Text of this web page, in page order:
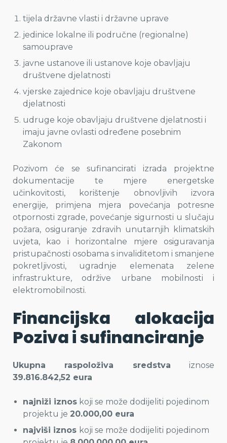
tijela državne vlasti i državne uprave
jedinice lokalne ili područne (regionalne)
samouprave
javne ustanove ili ustanove koje obavljaju
društvene djelatnosti
vjerske zajednice koje obavljaju društvene
djelatnosti
udruge koje obavljaju društvene djelatnosti i
imaju javne ovlasti određene posebnim
Zakonom
Pozivom će se sufinancirati izrada projektne
dokumentacije te mjere energetske
učinkovitosti, korištenje obnovljivih izvora
energije, primjena mjera povećanja potresne
otpornosti zgrade, povećanje sigurnosti u slučaju
požara, osiguranje zdravih unutarnjih klimatskih
uvjeta, kao i horizontalne mjere osiguravanja
pristupačnosti osobama s invaliditetom i smanjene
pokretljivosti, ugradnje elemenata zelene
infrastrukture, održive urbane mobilnosti i
elektromobilnosti.
Financijska alokacija
Poziva i sufinanciranje
Ukupna raspoloživa sredstva iznose
39.816.842,52 eura
najniži iznos koji se može dodijeliti pojedinom
projektu je 20.000,00 eura
najviši iznos koji se može dodijeliti pojedinom